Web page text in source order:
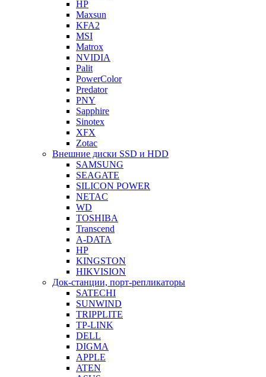
HP
Maxsun
KFA2
MSI
Matrox
NVIDIA
Palit
PowerColor
Predator
PNY
Sapphire
Sinotex
XFX
Zotac
Внешние диски SSD и HDD
SAMSUNG
SEAGATE
SILICON POWER
NETAC
WD
TOSHIBA
Transcend
A-DATA
HP
KINGSTON
HIKVISION
Док-станции, порт-репликаторы
SATECHI
SUNWIND
TRIPPLITE
TP-LINK
DELL
DIGMA
APPLE
ATEN